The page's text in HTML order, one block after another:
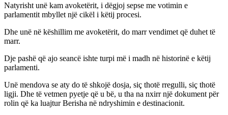
Natyrisht unë kam avoketërit, i dëgjoj sepse me votimin e
parlamentit mbyllet një cikël i këtij procesi.
Dhe unë në këshillim me avoketërit, do marr vendimet që duhet të
marr.
Dje pashë që ajo seancë ishte turpi më i madh në historinë e këtij
parlamenti.
Unë mendova se aty do të shkojë dosja, siç thotë rregulli, siç thotë
ligji. Dhe të vetmen pyetje që u bë, u tha na nxirr një dokument për
rolin që ka luajtur Berisha në ndryshimin e destinacionit.